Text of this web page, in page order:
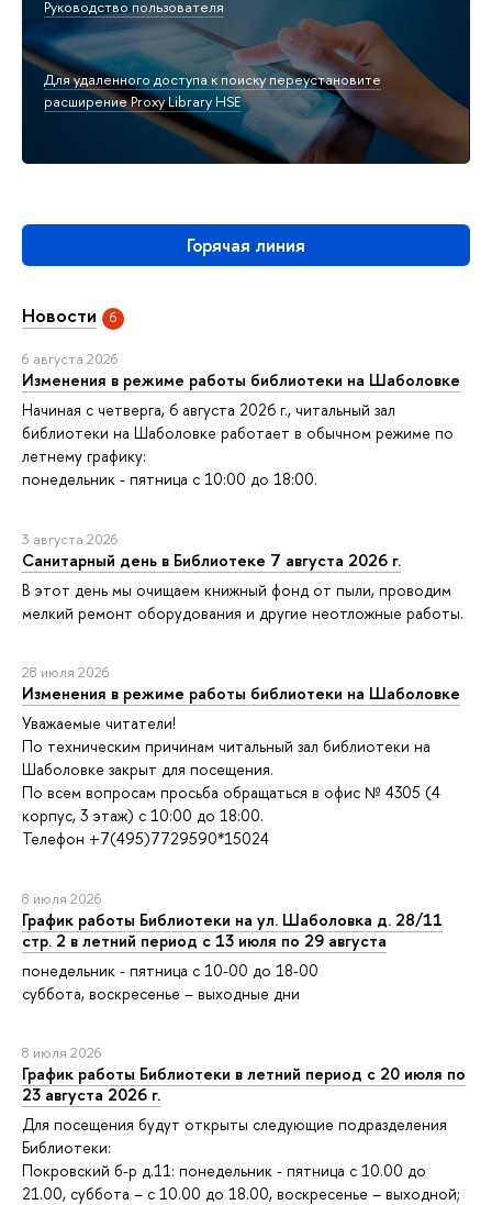
Горячая линия
Новости 6
6 августа 2026
Изменения в режиме работы библиотеки на Шаболовке
Начиная с четверга, 6 августа 2026 г., читальный зал
библиотеки на Шаболовке работает в обычном режиме по
летнему графику:
понедельник - пятница с 10:00 до 18:00.
3 августа 2026
Санитарный день в Библиотеке 7 августа 2026 г.
В этот день мы очищаем книжный фонд от пыли, проводим
мелкий ремонт оборудования и другие неотложные работы.
28 июля 2026
Изменения в режиме работы библиотеки на Шаболовке
Уважаемые читатели!
По техническим причинам читальный зал библиотеки на
Шаболовке закрыт для посещения.
По всем вопросам просьба обращаться в офис № 4305 (4
корпус, 3 этаж) с 10:00 до 18:00.
Телефон +7(495)7729590*15024
8 июля 2026
График работы Библиотеки на ул. Шаболовка д. 28/11
стр. 2 в летний период с 13 июля по 29 августа
понедельник - пятница с 10-00 до 18-00
суббота, воскресенье – выходные дни
8 июля 2026
График работы Библиотеки в летний период с 20 июля по
23 августа 2026 г.
Для посещения будут открыты следующие подразделения
Библиотеки:
Покровский б-р д.11: понедельник - пятница с 10.00 до
21.00, суббота – с 10.00 до 18.00, воскресенье – выходной;
Руководство пользователя
Для удаленного доступа к поиску переустановите
расширение Proxy Library HSE